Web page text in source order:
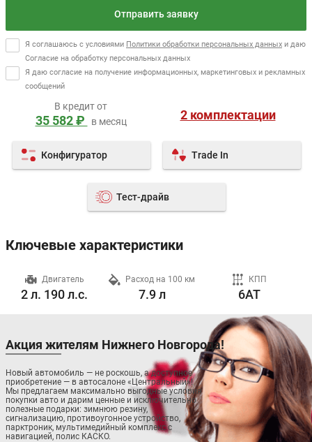
Отправить заявку
Я соглашаюсь с условиями Политики обработки персональных данных и даю
Согласие на обработку персональных данных
Я даю согласие на получение информационных, маркетинговых и рекламных
сообщений
2 комплектации
Конфигуратор Trade In
Тест-драйв
В кредит от
35 582 ₽ в месяц
Ключевые характеристики
Двигатель
2 л. 190 л.с.
Расход на 100 км
7.9 л
КПП
6AT
Акция жителям Нижнего Новгорода!
Новый автомобиль — не роскошь, а доступное
приобретение — в автосалоне «Центральный»!
Мы предлагаем максимально выгодные условия
покупки авто и дарим ценные и исключительно
полезные подарки: зимнюю резину,
сигнализацию, противоугонное устройство,
парктроник, мультимедийный комплекс с
навигацией, полис КАСКО.